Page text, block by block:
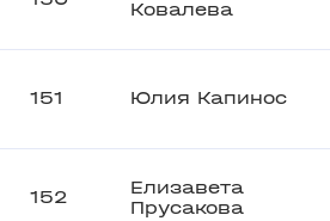
Ковалева
151 Юлия Капинос
152
Елизавета
Прусакова